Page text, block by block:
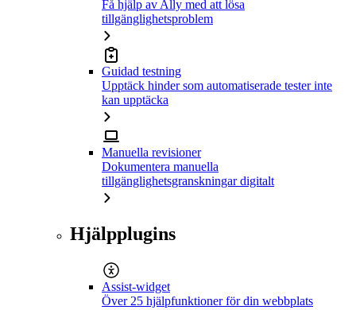
Få hjälp av Ally med att lösa
tillgänglighetsproblem
Guidad testning
Upptäck hinder som automatiserade tester inte
kan upptäcka
Manuella revisioner
Dokumentera manuella
tillgänglighetsgranskningar digitalt
Hjälpplugins
Assist-widget
Över 25 hjälpfunktioner för din webbplats